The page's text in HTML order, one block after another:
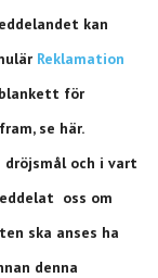
kan
Reklamation
för
se här.
och i vart
oss om
ska anses ha
denna